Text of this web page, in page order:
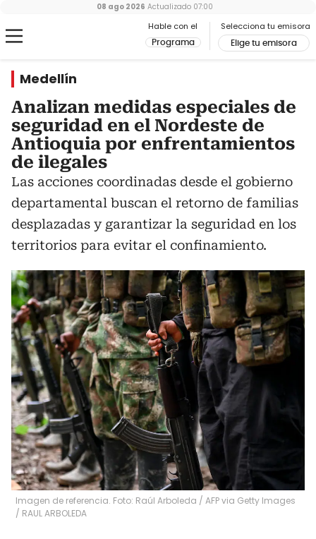
Hable con el
Programa
Selecciona tu emisora
Elige tu emisora
08 ago 2026 Actualizado 07:00
Medellín
Analizan medidas especiales de
seguridad en el Nordeste de
Antioquia por enfrentamientos
de ilegales
Las acciones coordinadas desde el gobierno
departamental buscan el retorno de familias
desplazadas y garantizar la seguridad en los
territorios para evitar el confinamiento.
Imagen de referencia. Foto: Raúl Arboleda / AFP via Getty Images
/ RAUL ARBOLEDA